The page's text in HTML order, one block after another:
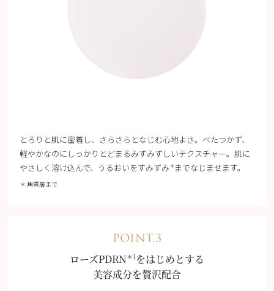
とろりと肌に密着し、さらさらとなじむ心地よさ。べたつかず、
軽やかなのにしっかりとどまるみずみずしいテクスチャー。肌に
やさしく溶け込んで、うるおいをすみずみ＊ までなじませます。
＊ 角質層まで
POINT.3
ローズPDRN＊1 をはじめとする
美容成分を贅沢配合